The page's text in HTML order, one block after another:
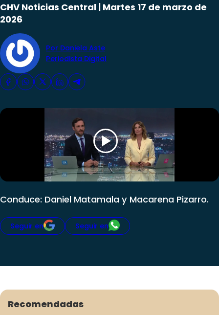
CHV Noticias Central | Martes 17 de marzo de
2026
Por Daniela Aste
Periodista Digital
Conduce: Daniel Matamala y Macarena Pizarro.
Seguir en Seguir en
Recomendadas